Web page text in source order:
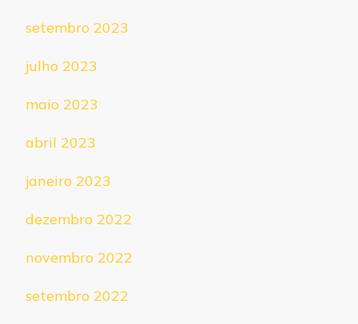
setembro 2023
julho 2023
maio 2023
abril 2023
janeiro 2023
dezembro 2022
novembro 2022
setembro 2022